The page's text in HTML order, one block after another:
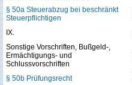
§ 50a Steuerabzug bei beschränkt
Steuerpflichtigen
IX.
Sonstige Vorschriften, Bußgeld-,
Ermächtigungs- und
Schlussvorschriften
§ 50b Prüfungsrecht